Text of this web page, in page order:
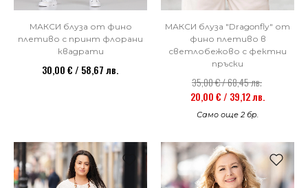
МАКСИ блуза от фино
плетиво с принт флорани
квадрати
30,00 € / 58,67 лв.
МАКСИ блуза "Dragonfly" от
фино плетиво в
светлобежово с фектни
пръски
35,00 € / 68,45 лв.
20,00 € / 39,12 лв.
Само още 2 бр.